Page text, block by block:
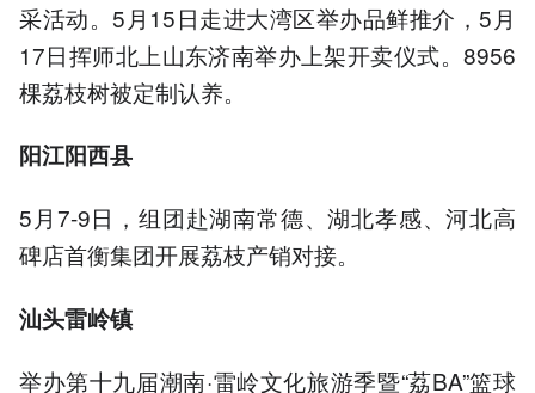
采活动。5月15日走进大湾区举办品鲜推介，5月
17日挥师北上山东济南举办上架开卖仪式。8956
棵荔枝树被定制认养。
阳江阳西县
5月7-9日，组团赴湖南常德、湖北孝感、河北高
碑店首衡集团开展荔枝产销对接。
汕头雷岭镇
举办第十九届潮南·雷岭文化旅游季暨“荔BA”篮球